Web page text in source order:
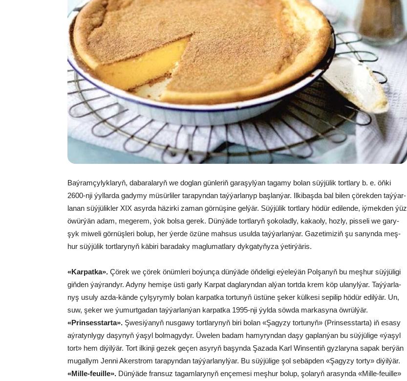
Baý­ram­çy­lyk­la­ryň, da­ba­ra­la­ryň we dog­lan gün­le­riň ga­ra­şyl­ýan ta­ga­my bo­lan süý­jü­lik tort­la­ry b. e. öň­ki
2600-nji ýyl­lar­da gadymy mü­sür­li­ler ta­ra­pyn­dan taý­ýar­la­nyp baş­lan­ýar. Il­ki­baş­da bal bi­len çö­rek­den taý­ýar­
la­nan süý­jü­lik­ler XIX asyr­da hä­zir­ki za­man gör­nü­şi­ne gel­ýär. Süý­jü­lik tort­la­ry hö­dür edi­len­de, iý­mek­den ýüz
öwür­ýän adam, me­ge­rem, ýok bol­sa ge­rek. Dün­ýä­de tort­la­ryň şo­ko­lad­ly, ka­kao­ly, hoz­ly, pis­se­li we ga­ry­
şyk mi­we­li gör­nüş­le­ri bo­lup, her ýer­de özü­ne mah­sus usulda taý­ýar­lan­ýar. Ga­ze­ti­mi­ziň şu sa­nyn­da meş­
hur süý­jü­lik tort­la­ry­nyň kä­bi­ri ba­ra­da­ky mag­lu­mat­la­ry dyk­ga­ty­ňy­za ýe­tir­ýä­ris.
«Kar­pat­ka». Çö­rek we çö­rek önüm­le­ri bo­ýun­ça dün­ýä­de öň­de­li­gi eýe­le­ýän Pol­şa­nyň bu meş­hur süý­jü­li­gi
giň­den ýaý­ran­dyr. Ady­ny he­mi­şe üs­ti gar­ly Kar­pat dag­la­ryn­dan al­ýan tort­da krem köp ula­nyl­ýar. Taý­ýar­la­
nyş usu­ly az­da-kän­de çyl­şy­rym­ly bo­lan kar­pat­ka tor­tu­nyň üs­tü­ne şe­ker kül­ke­si se­pi­lip hö­dür edil­ýär. Un,
suw, şe­ker we ýu­murt­ga­dan taý­ýar­lan­ýan kar­pat­ka 1995-nji ýyl­da söwda mar­kasyna öw­rül­ýär.
«Prin­sess­tar­ta». Şwe­si­ýa­nyň nus­ga­wy tort­la­ry­nyň bi­ri bo­lan «Şa­gy­zy tor­tu­nyň» (Prin­sess­tar­ta) iň esa­sy
aý­ra­tyn­ly­gy da­şy­nyň ýa­şyl bol­ma­gy­dyr. Üwe­len ba­dam ha­my­ryn­dan da­şy gap­lan­ýan bu süý­jü­li­ge «ýa­şyl
tort» hem di­ýil­ýär. Tort il­kin­ji ge­zek ge­çen asy­ryň ba­şyn­da Şa­za­da Kar­l Win­sen­tiň gy­zla­ry­na sa­pak ber­ýän
mu­gal­ly­m Jen­ni Akerst­rom ta­ra­pyn­dan taý­ýar­la­nyl­ýar. Bu süý­jü­li­ge şol se­bäp­den «Şa­gy­zy tor­ty» di­ýil­ýär.
«Mil­le-feuil­le». Dün­ýä­de fran­suz ta­gam­la­ry­nyň en­çe­me­si meş­hur bo­lup, şo­la­ryň ara­syn­da «Mil­le-feuil­le»